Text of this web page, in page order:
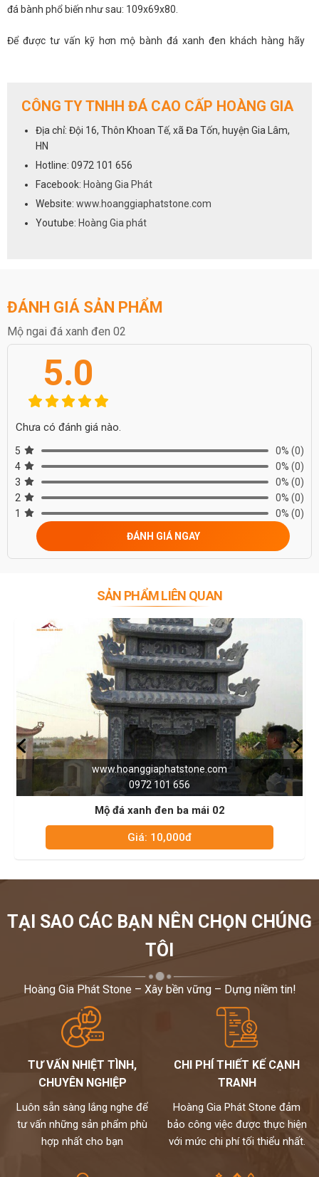
đá bành phổ biến như sau: 109x69x80.
Để được tư vấn kỹ hơn mộ bành đá xanh đen khách hàng hãy
CÔNG TY TNHH ĐÁ CAO CẤP HOÀNG GIA
Địa chỉ: Đội 16, Thôn Khoan Tế, xã Đa Tốn, huyện Gia Lâm,
HN
Hotline: 0972 101 656
Facebook: Hoàng Gia Phát
Website: www.hoanggiaphatstone.com
Youtube: Hoàng Gia phát
ĐÁNH GIÁ SẢN PHẨM
Mộ ngai đá xanh đen 02
5.0
Chưa có đánh giá nào.
5 0% (0)
4
0% (0)
3
0% (0)
2
0% (0)
1
0% (0)
ĐÁNH GIÁ NGAY
SẢN PHẨM LIÊN QUAN
www.hoanggiaphatstone.com
0972 101 656
Mộ đá xanh đen ba mái 02
Giá: 10,000đ
TẠI SAO CÁC BẠN NÊN CHỌN CHÚNG
TÔI
Hoàng Gia Phát Stone – Xây bền vững – Dựng niềm tin!
TƯ VẤN NHIỆT TÌNH,
CHUYÊN NGHIỆP
Luôn sẵn sàng lắng nghe để
tư vấn những sản phẩm phù
hợp nhất cho bạn
CHI PHÍ THIẾT KẾ CẠNH
TRANH
Hoàng Gia Phát Stone đảm
bảo công việc được thực hiện
với mức chi phí tối thiểu nhất.